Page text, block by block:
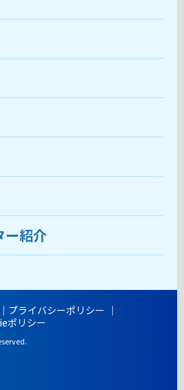
の講座
探す
ー紹介
プライバシーポリシー
ポリシー